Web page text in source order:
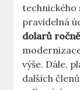
technického
pravidelná​
dolarů ročně
výše. ‌Dále,
dalších